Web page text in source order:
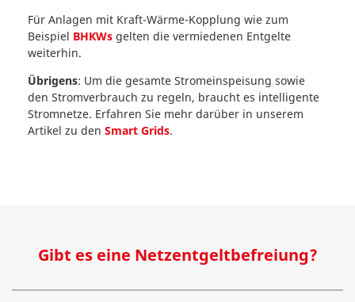
Für Anlagen mit Kraft-Wärme-Kopplung wie zum
Beispiel BHKWs gelten die vermiedenen Entgelte
weiterhin.
Übrigens: Um die gesamte Stromeinspeisung sowie
den Stromverbrauch zu regeln, braucht es intelligente
Stromnetze. Erfahren Sie mehr darüber in unserem
Artikel zu den Smart Grids.
Gibt es eine Netzentgeltbefreiung?